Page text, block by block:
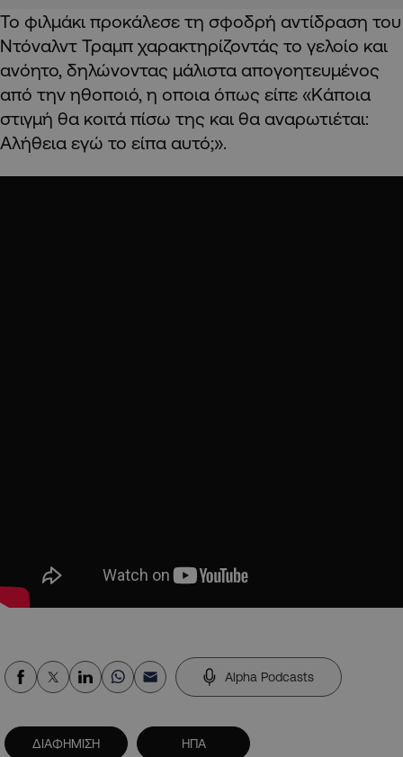
Το φιλμάκι προκάλεσε τη σφοδρή αντίδραση του
Ντόναλντ Τραμπ χαρακτηρίζοντάς το γελοίο και
ανόητο, δηλώνοντας μάλιστα απογοητευμένος
από την ηθοποιό, η οποια όπως είπε «Κάποια
στιγμή θα κοιτά πίσω της και θα αναρωτιέται:
Αλήθεια εγώ το είπα αυτό;».
Alpha Podcasts
ΔΙΑΦΗΜΙΣΗ ΗΠΑ